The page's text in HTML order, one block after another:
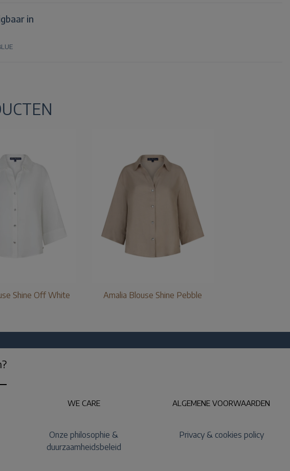
in
Shine Off White Amalia Blouse Shine Pebble
WE CARE
Onze philosophie &
duurzaamheidsbeleid
ALGEMENE VOORWAARDEN
Privacy & cookies policy